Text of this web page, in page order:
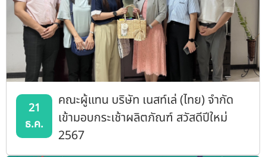
21
ธ.ค.
คณะผู้แทน บริษัท เนสท์เล่ (ไทย) จำกัด
เข้ามอบกระเช้าผลิตภัณฑ์ สวัสดีปีใหม่
2567